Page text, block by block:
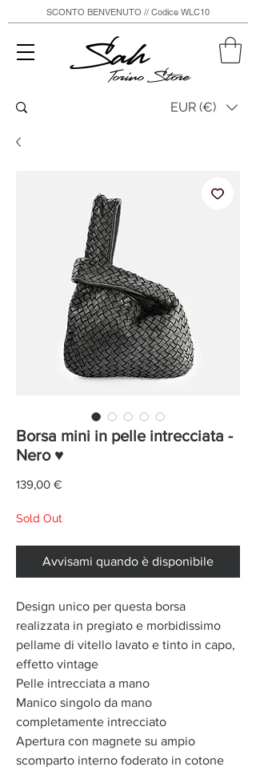
Sah
Torino Store
SCONTO BENVENUTO // Codice WLC10
EUR (€)
Borsa mini in pelle intrecciata -
Nero ♥
139,00 €Prezzo
Sold Out
Avvisami quando è disponibile
Design unico per questa borsa
realizzata in pregiato e morbidissimo
pellame di vitello lavato e tinto in capo,
effetto vintage
Pelle intrecciata a mano
Manico singolo da mano
completamente intrecciato
Apertura con magnete su ampio
scomparto interno foderato in cotone